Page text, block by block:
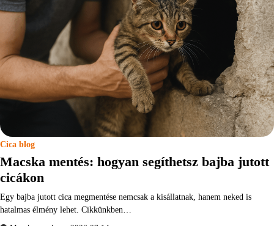
Cica blog
Macska mentés: hogyan segíthetsz bajba jutott
cicákon
Egy bajba jutott cica megmentése nemcsak a kisállatnak, hanem neked is
hatalmas élmény lehet. Cikkünkben…